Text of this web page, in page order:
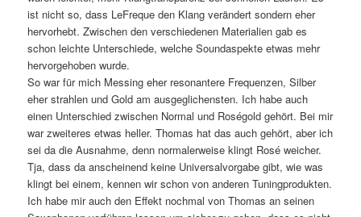
ist nicht so, dass LeFreque den Klang verändert sondern eher
hervorhebt. Zwischen den verschiedenen Materialien gab es
schon leichte Unterschiede, welche Soundaspekte etwas mehr
hervorgehoben wurde.
So war für mich Messing eher resonantere Frequenzen, Silber
eher strahlen und Gold am ausgeglichensten. Ich habe auch
einen Unterschied zwischen Normal und Roségold gehört. Bei mir
war zweiteres etwas heller. Thomas hat das auch gehört, aber ich
sei da die Ausnahme, denn normalerweise klingt Rosé weicher.
Tja, dass da anscheinend keine Universalvorgabe gibt, wie was
klingt bei einem, kennen wir schon von anderen Tuningprodukten.
Ich habe mir auch den Effekt nochmal von Thomas an seinen